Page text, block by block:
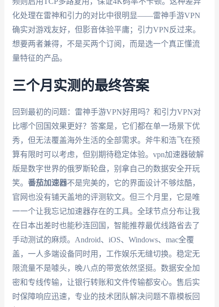
化处理在雷神和引力的对比中很明显——雷神手游VPN
确实对游戏友好，但影音体验平庸；引力VPN反过来。
想要两者兼得，不是买两个订阅，而是选一个真正懂流
量特征的产品。
三个月实测的最终答案
回到最初的问题：雷神手游VPN好用吗？和引力VPN对
比哪个回国效果更好？答案是，它们都在单一场景下优
秀，但无法覆盖海外生活的全部需求。斧牛和浩飞在预
算有限时可以考虑，但别期待稳定体验。vpn加速器破解
版是数字世界的俄罗斯轮盘，别拿自己的数据安全开玩
笑。 番茄加速器不是完美的，它的界面设计不够炫酷，
官网也没有铺天盖地的评测软文。但三个月里，它是唯
一一个让我忘记加速器存在的工具。全球节点分布让我
在日本出差时也能秒连回国，智能推荐最优线路省去了
手动测试的麻烦。Android、iOS、Windows、mac全覆
盖，一人多端设备同时用，工作娱乐无缝切换。稳定无
限流量不是噱头，晚八点的带宽依然坚挺。数据安全加
密和专线传输，让银行转账和文件传输都安心。售后实
时保障响应迅速，专业的技术团队解决问题不靠模板回